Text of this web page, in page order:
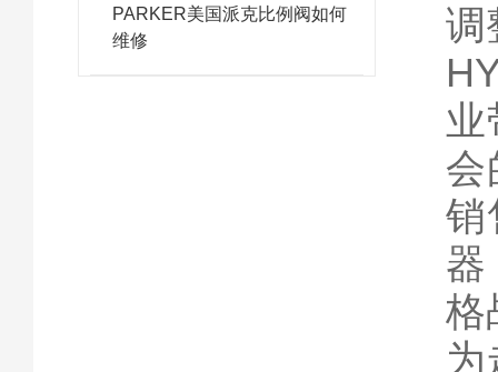
PARKER美国派克比例阀如何
维修
调
会
销
器
格